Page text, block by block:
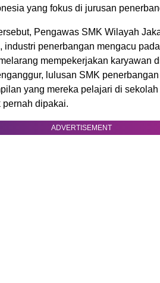
yang fokus di jurusan
Pengawas SMK Wilayah
industri penerbangan mengacu
mempekerjakan karyawan
lulusan SMK
yang mereka pelajari di
pernah dipakai.
ADVERTISEMENT